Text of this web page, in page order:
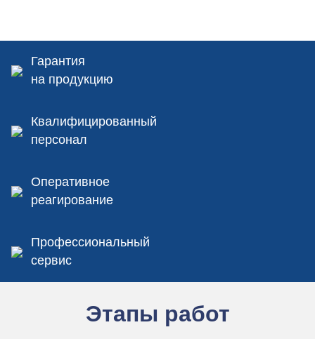
Гарантия
на продукцию
Квалифицированный
персонал
Оперативное
реагирование
Профессиональный
сервис
Этапы работ